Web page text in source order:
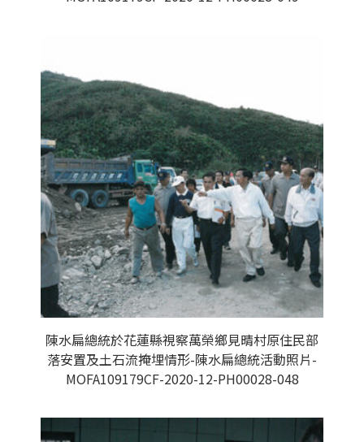
陳水扁總統於花蓮縣視察萬榮鄉見晴村原住民部
落安置及土石流掩埋情形-陳水扁總統活動照片-
MOFA109179CF-2020-12-PH00028-048